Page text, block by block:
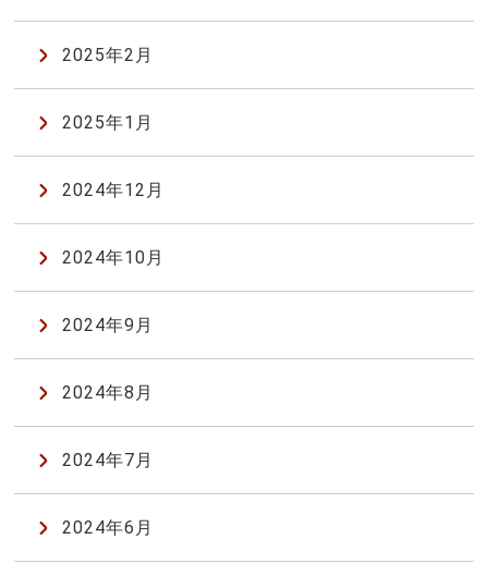
2025年2月
2025年1月
2024年12月
2024年10月
2024年9月
2024年8月
2024年7月
2024年6月